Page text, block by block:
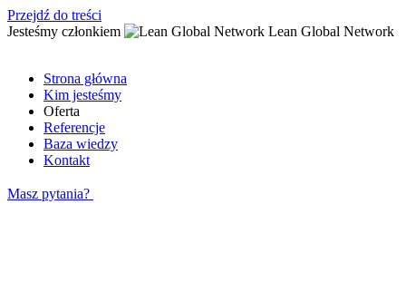
Przejdź do treści
Jesteśmy członkiem
Lean Global Network
Strona główna
Kim jesteśmy
Oferta
Referencje
Baza wiedzy
Kontakt
Masz pytania?